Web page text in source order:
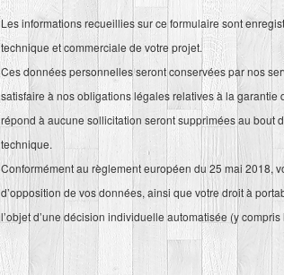
Les informations recueillies sur ce formulaire sont
technique et commerciale de votre projet.
Ces données personnelles seront conservées par nos
satisfaire à nos obligations légales relatives à la
répond à aucune sollicitation seront supprimées au bout
technique.
Conformément au règlement européen du 25 mai 2018,
d’opposition de vos données, ainsi que votre droit à
l’objet d’une décision individuelle automatisée (y